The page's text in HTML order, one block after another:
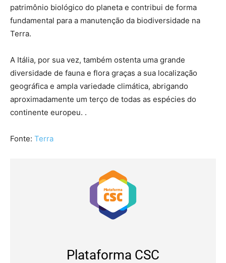
patrimônio biológico do planeta e contribui de forma
fundamental para a manutenção da biodiversidade na
Terra.
A Itália, por sua vez, também ostenta uma grande
diversidade de fauna e flora graças a sua localização
geográfica e ampla variedade climática, abrigando
aproximadamente um terço de todas as espécies do
continente europeu. .
Fonte: Terra
Plataforma CSC